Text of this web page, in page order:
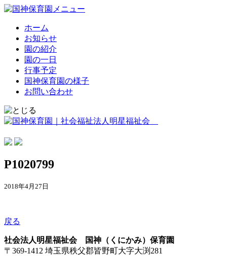
ホーム
お知らせ
園の紹介
園の一日
行事予定
国神保育園の様子
お問い合わせ
P1020799
2018年4月27日
戻る
社会法人明星福祉会 国神（くにかみ）保育園
〒369-1412 埼玉県秩父郡皆野町大字大渕281